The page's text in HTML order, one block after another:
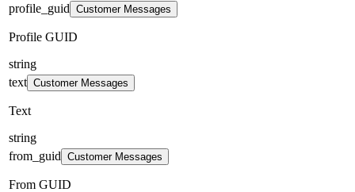
profile_guid Customer Messages
Profile GUID
string
text Customer Messages
Text
string
from_guid Customer Messages
From GUID